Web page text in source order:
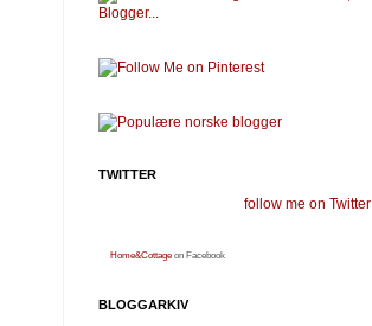
TWITTER
follow me on Twitter
Home&Cottage on Facebook
BLOGGARKIV